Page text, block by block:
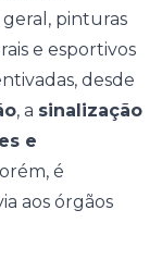
pinturas
e esportivos
desde
, a sinalização
e
é
aos órgãos